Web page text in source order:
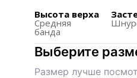
Высота верха
Средняя
банда
Выберите
Размер лучше